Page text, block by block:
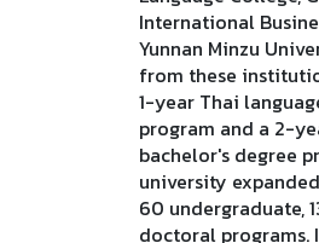
International
Yunnan Minzu
from these
1-year Thai
program and a 2-
bachelor's degree
university
60 undergraduate,
doctoral